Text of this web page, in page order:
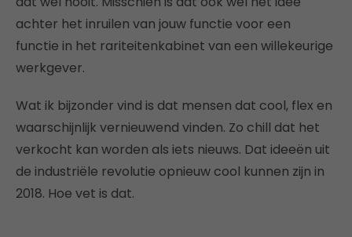
achter het inruilen van jouw functie voor een
functie in het rariteitenkabinet van een willekeurige
werkgever.
Wat ik bijzonder vind is dat mensen dat cool, flex en
waarschijnlijk vernieuwend vinden. Zo chill dat het
verkocht kan worden als iets nieuws. Dat ideeën uit
de industriële revolutie opnieuw cool kunnen zijn in
2018. Hoe vet is dat.